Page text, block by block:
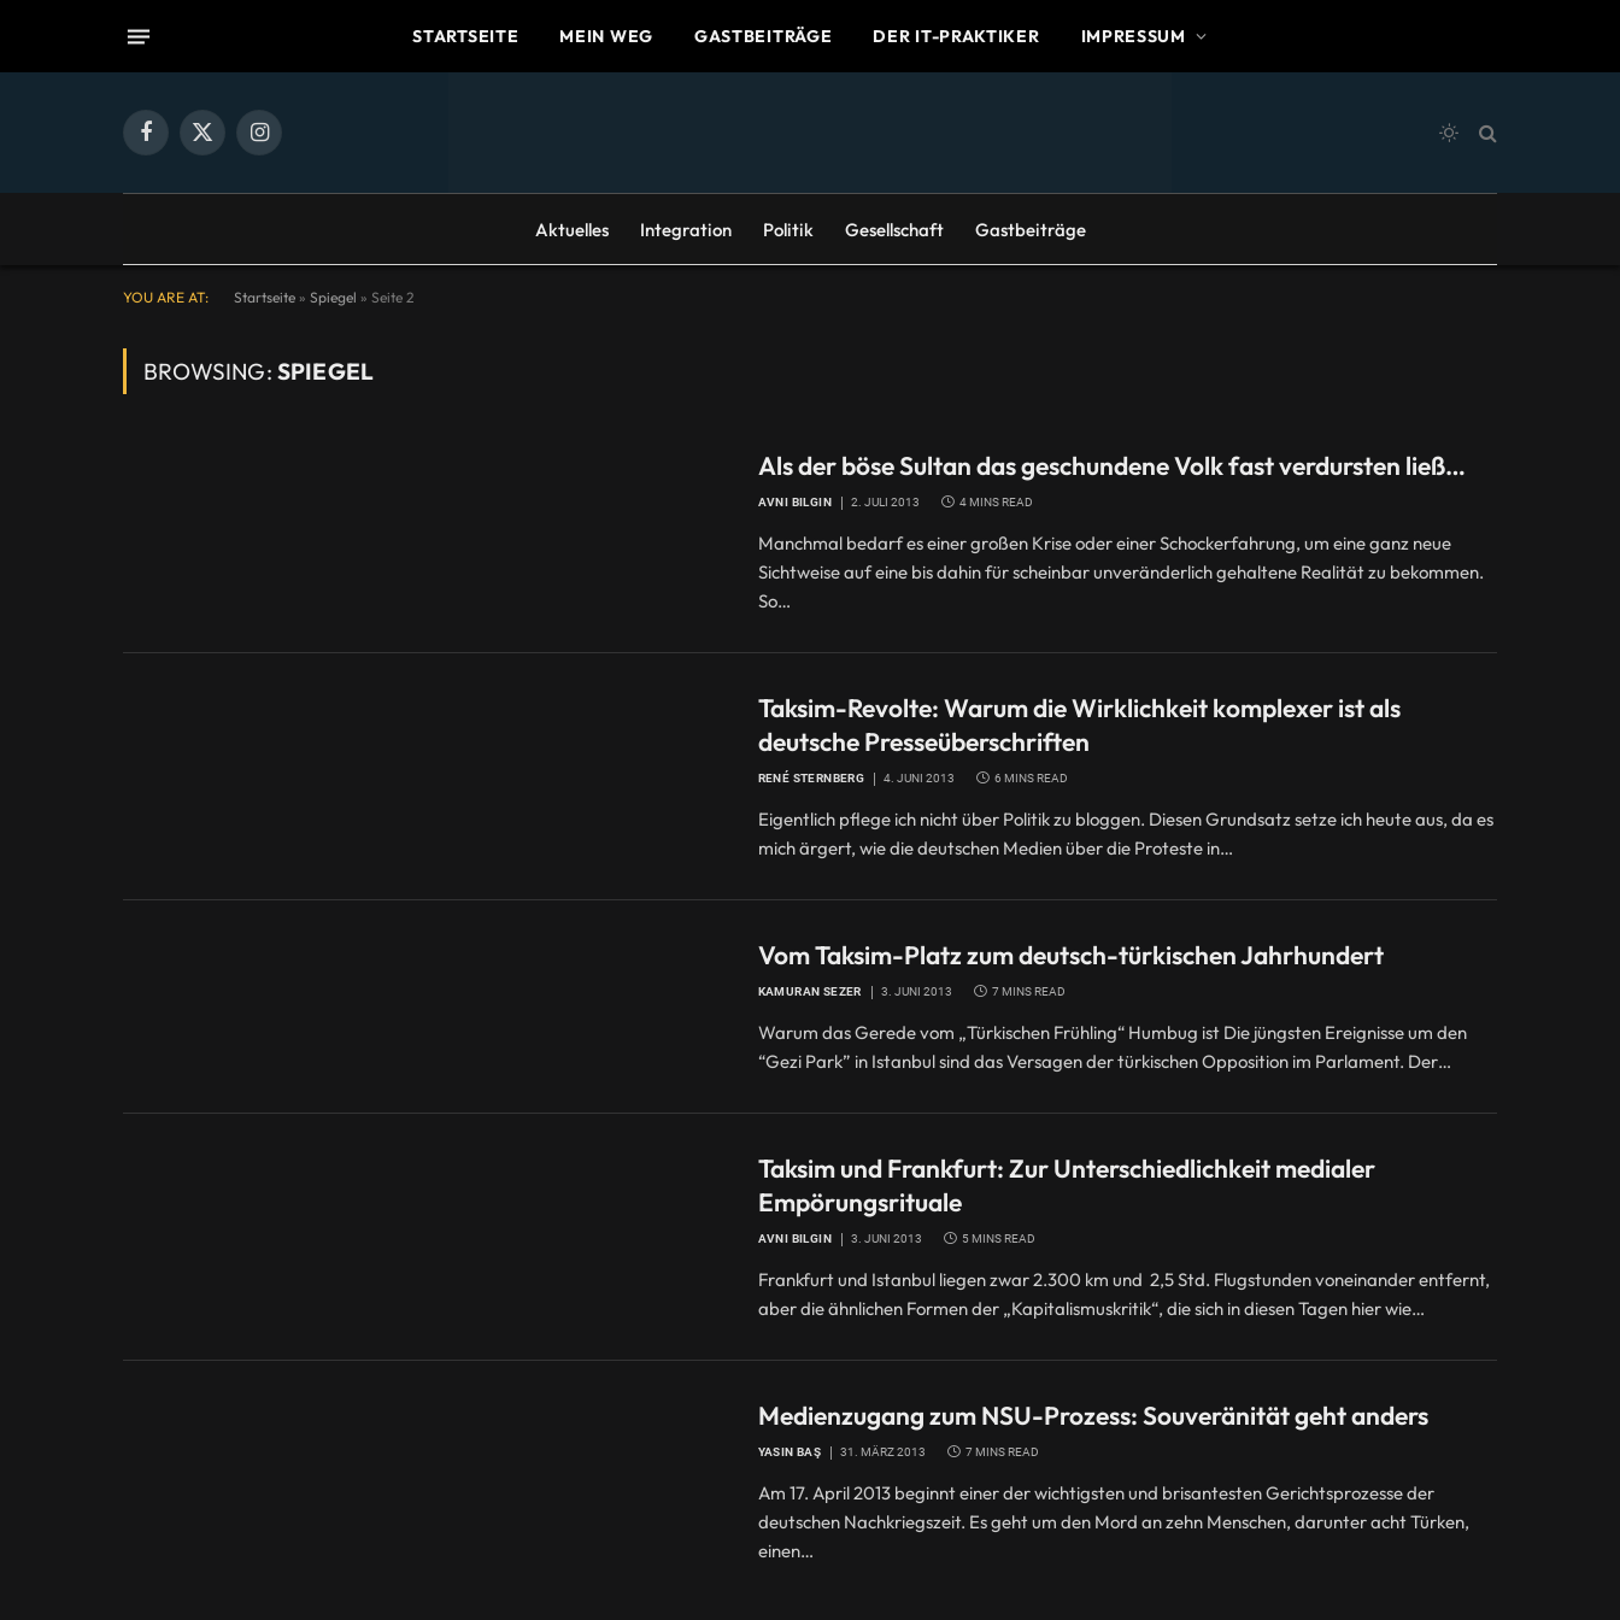
STARTSEITE MEIN WEG GASTBEITRÄGE DER IT-PRAKTIKER IMPRESSUM
Facebook
X
Instagram
Aktuelles Integration Politik Gesellschaft Gastbeiträge
YOU ARE AT: Startseite » Spiegel » Seite 2
BROWSING: SPIEGEL
Als der böse Sultan das geschundene Volk fast verdursten ließ…
AVNI BILGIN 2. JULI 2013 4 MINS READ
Manchmal bedarf es einer großen Krise oder einer Schockerfahrung, um eine ganz neue
Sichtweise auf eine bis dahin für scheinbar unveränderlich gehaltene Realität zu bekommen.
So…
Taksim-Revolte: Warum die Wirklichkeit komplexer ist als
deutsche Presseüberschriften
RENÉ STERNBERG 4. JUNI 2013 6 MINS READ
Eigentlich pflege ich nicht über Politik zu bloggen. Diesen Grundsatz setze ich heute aus, da es
mich ärgert, wie die deutschen Medien über die Proteste in…
Vom Taksim-Platz zum deutsch-türkischen Jahrhundert
KAMURAN SEZER 3. JUNI 2013 7 MINS READ
Warum das Gerede vom „Türkischen Frühling“ Humbug ist Die jüngsten Ereignisse um den
“Gezi Park” in Istanbul sind das Versagen der türkischen Opposition im Parlament. Der…
Taksim und Frankfurt: Zur Unterschiedlichkeit medialer
Empörungsrituale
AVNI BILGIN 3. JUNI 2013 5 MINS READ
Frankfurt und Istanbul liegen zwar 2.300 km und 2,5 Std. Flugstunden voneinander entfernt,
aber die ähnlichen Formen der „Kapitalismuskritik“, die sich in diesen Tagen hier wie…
Medienzugang zum NSU-Prozess: Souveränität geht anders
YASIN BAŞ 31. MÄRZ 2013 7 MINS READ
Am 17. April 2013 beginnt einer der wichtigsten und brisantesten Gerichtsprozesse der
deutschen Nachkriegszeit. Es geht um den Mord an zehn Menschen, darunter acht Türken,
einen…